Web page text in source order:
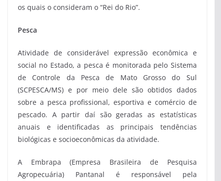
os quais o consideram o “Rei do Rio”.
Pesca
Atividade de considerável expressão econômica e
social no Estado, a pesca é monitorada pelo Sistema
de Controle da Pesca de Mato Grosso do Sul
(SCPESCA/MS) e por meio dele são obtidos dados
sobre a pesca profissional, esportiva e comércio de
pescado. A partir daí são geradas as estatísticas
anuais e identificadas as principais tendências
biológicas e socioeconômicas da atividade.
A Embrapa (Empresa Brasileira de Pesquisa
Agropecuária) Pantanal é responsável pela